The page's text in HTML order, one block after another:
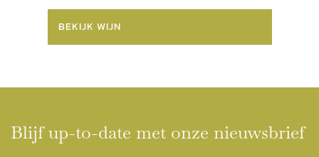
BEKIJK WIJN
Blijf up-to-date met onze nieuwsbrief